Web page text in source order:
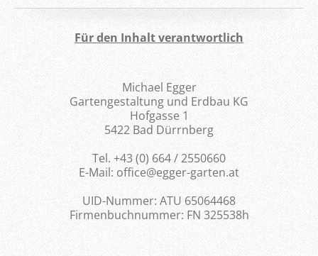
Für den Inhalt verantwortlich
Michael Egger
Gartengestaltung und Erdbau KG
Hofgasse 1
5422 Bad Dürrnberg
Tel. +43 (0) 664 / 2550660
E-Mail: office@egger-garten.at
UID-Nummer: ATU 65064468
Firmenbuchnummer: FN 325538h